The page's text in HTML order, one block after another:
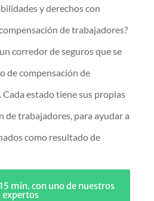
y derechos con
de trabajadores?
corredor de seguros que se
de compensación de
Cada estado tiene sus propias
de trabajadores, para ayudar a
como resultado de
min. con uno de nuestros
expertos